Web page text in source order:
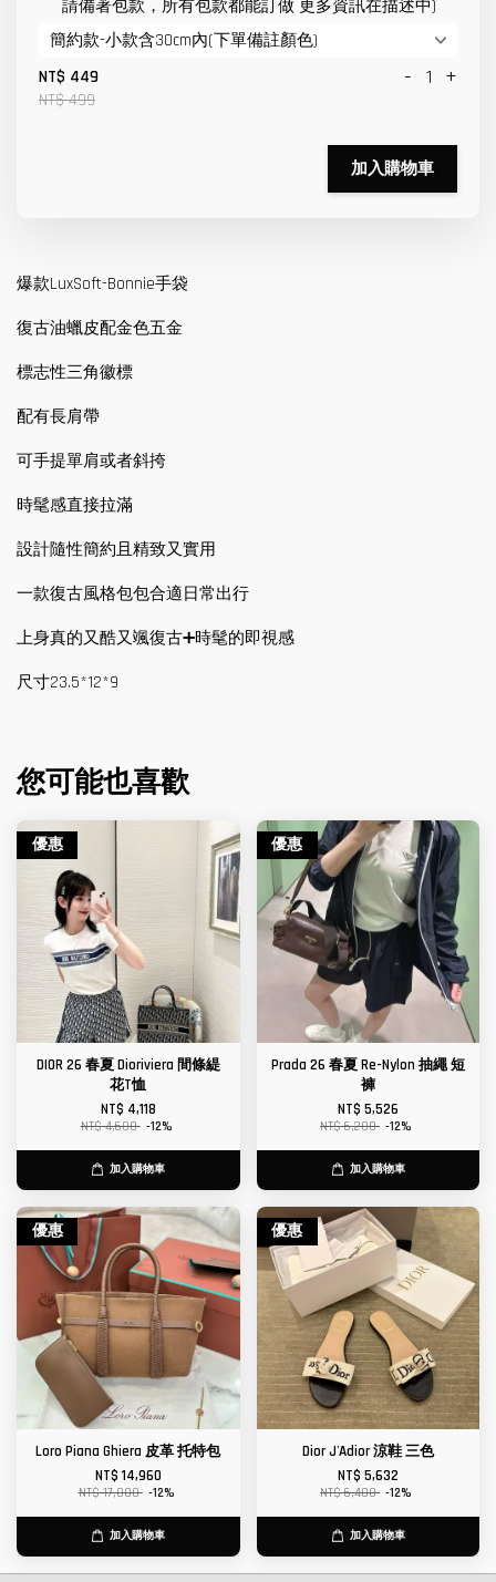
請備著包款，所有包款都能訂做 更多資訊在描述中)
NT$ 449
NT$ 499
- +
加入購物車
爆款LuxSoft-Bonnie手袋
復古油蠟皮配金色五金
標志性三角徽標
配有長肩帶
可手提單肩或者斜挎
時髦感直接拉滿
設計隨性簡約且精致又實用
一款復古風格包包合適日常出行
上身真的又酷又颯復古➕時髦的即視感
尺寸23.5*12*9
您可能也喜歡
優惠
DIOR 26 春夏 Dioriviera 間條緹
花T恤
NT$ 4,118
NT$ 4,680 -12%
加入購物車
優惠
Prada 26 春夏 Re-Nylon 抽繩 短
褲
NT$ 5,526
NT$ 6,280 -12%
加入購物車
優惠
Loro Piana Ghiera 皮革 托特包
NT$ 14,960
NT$ 17,000 -12%
加入購物車
優惠
Dior J'Adior 涼鞋 三色
NT$ 5,632
NT$ 6,400 -12%
加入購物車